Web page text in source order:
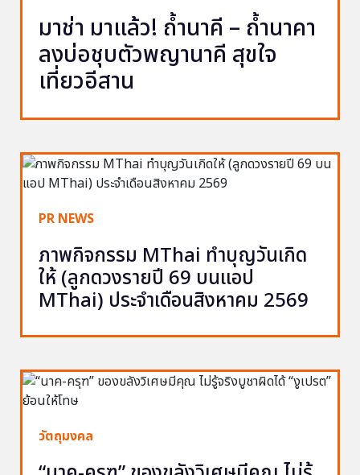
มาช่า มาแล้ว! ถ้ำนาคี – ถ้ำนาคา
ลงบ่อชุบตัวพญานาคี สุขใจ
เที่ยวอีสาน
PR NEWS
ภาพกิจกรรม MThai ทำบุญวันเกิด
ให้ (ลูกดวงรายปี 69 บนแอป
MThai) ประจำเดือนสิงหาคม 2569
วัตถุมงคล